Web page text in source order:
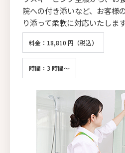
院への付き添いなど、お客様
り添って柔軟に対応いたします
料金：18,810 円（税込）
時間：3 時間～